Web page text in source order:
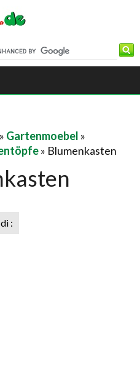
» Gartenmoebel »
» Blumenkasten
: